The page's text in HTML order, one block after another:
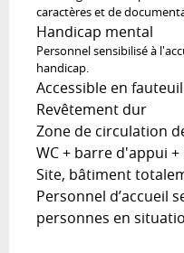
caractères et de
Handicap mental
Personnel sensibilisé à
handicap.
Accessible en
Revêtement dur
Zone de circulation
WC + barre d'appui
Site, bâtiment
Personnel d’accueil
personnes en